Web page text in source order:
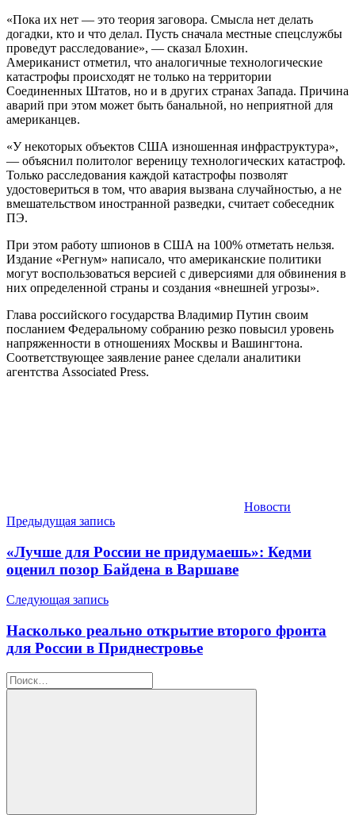
«Пока их нет — это теория заговора. Смысла нет делать
догадки, кто и что делал. Пусть сначала местные спецслужбы
проведут расследование», — сказал Блохин.
Американист отметил, что аналогичные технологические
катастрофы происходят не только на территории
Соединенных Штатов, но и в других странах Запада. Причина
аварий при этом может быть банальной, но неприятной для
американцев.
«У некоторых объектов США изношенная инфраструктура»,
— объяснил политолог вереницу технологических катастроф.
Только расследования каждой катастрофы позволят
удостовериться в том, что авария вызвана случайностью, а не
вмешательством иностранной разведки, считает собеседник
ПЭ.
При этом работу шпионов в США на 100% отметать нельзя.
Издание «Регнум» написало, что американские политики
могут воспользоваться версией с диверсиями для обвинения в
них определенной страны и создания «внешней угрозы».
Глава российского государства Владимир Путин своим
посланием Федеральному собранию резко повысил уровень
напряженности в отношениях Москвы и Вашингтона.
Соответствующее заявление ранее сделали аналитики
агентства Associated Press.
Новости
Навигация
по
записям
Предыдущая запись
«Лучше для России не придумаешь»: Кедми
оценил позор Байдена в Варшаве
Следующая запись
Насколько реально открытие второго фронта
для России в Приднестровье
Найти: